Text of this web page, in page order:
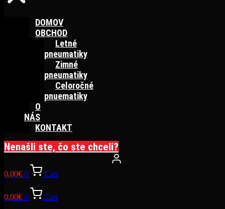
DOMOV
OBCHOD
Letné
pneumatiky
Zimné
pneumatiky
Celoročné
pnuematiky
O
NÁS
KONTAKT
Nenašli ste, čo ste chceli?
0,00€ 0 Cart
0,00€ 0 Cart